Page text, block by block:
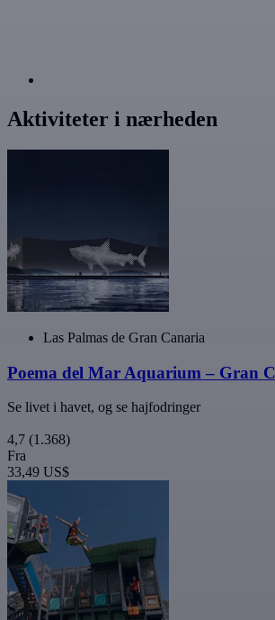
Aktiviteter i nærheden
Las Palmas de Gran Canaria
Poema del Mar Aquarium – Gran
Se livet i havet, og se hajfodringer
4,7 (1.368)
Fra
33,49 US$